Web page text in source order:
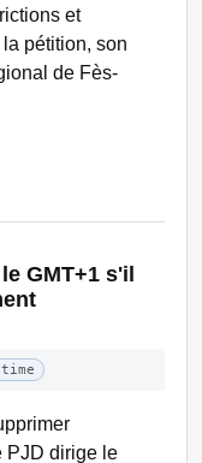
et
la pétition, son
de Fès-
GMT+1 s'il
PJD dirige le